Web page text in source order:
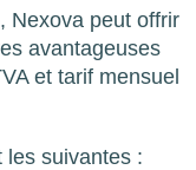
Nexova peut offrir
avantageuses
et tarif mensuel
les suivantes :